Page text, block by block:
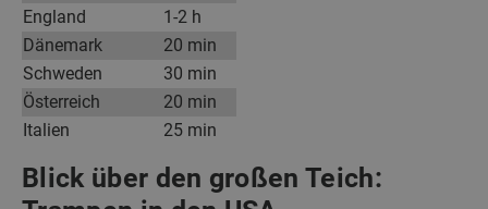
England
1-2 h
Dänemark
20 min
Schweden
30 min
Österreich
20 min
Italien
25 min
Blick über den großen Teich: